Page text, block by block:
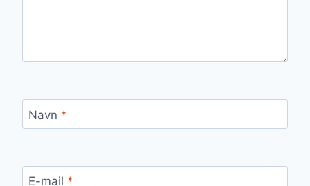
Navn *
E-mail *